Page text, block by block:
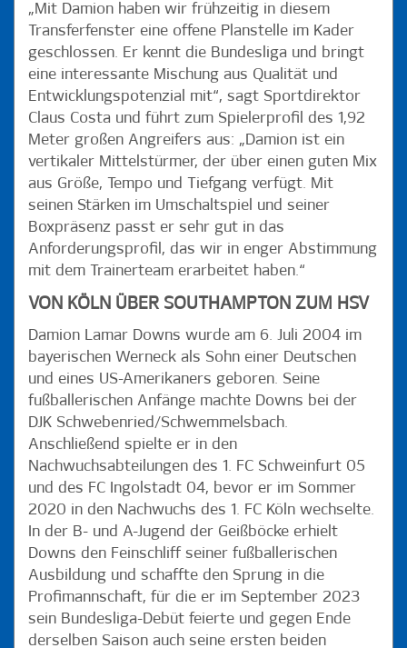
„Mit Damion haben wir frühzeitig in diesem
Transferfenster eine offene Planstelle im Kader
geschlossen. Er kennt die Bundesliga und bringt
eine interessante Mischung aus Qualität und
Entwicklungspotenzial mit“, sagt Sportdirektor
Claus Costa und führt zum Spielerprofil des 1,92
Meter großen Angreifers aus: „Damion ist ein
vertikaler Mittelstürmer, der über einen guten Mix
aus Größe, Tempo und Tiefgang verfügt. Mit
seinen Stärken im Umschaltspiel und seiner
Boxpräsenz passt er sehr gut in das
Anforderungsprofil, das wir in enger Abstimmung
mit dem Trainerteam erarbeitet haben.“
VON KÖLN ÜBER SOUTHAMPTON ZUM HSV
Damion Lamar Downs wurde am 6. Juli 2004 im
bayerischen Werneck als Sohn einer Deutschen
und eines US-Amerikaners geboren. Seine
fußballerischen Anfänge machte Downs bei der
DJK Schwebenried/Schwemmelsbach.
Anschließend spielte er in den
Nachwuchsabteilungen des 1. FC Schweinfurt 05
und des FC Ingolstadt 04, bevor er im Sommer
2020 in den Nachwuchs des 1. FC Köln wechselte.
In der B- und A-Jugend der Geißböcke erhielt
Downs den Feinschliff seiner fußballerischen
Ausbildung und schaffte den Sprung in die
Profimannschaft, für die er im September 2023
sein Bundesliga-Debüt feierte und gegen Ende
derselben Saison auch seine ersten beiden